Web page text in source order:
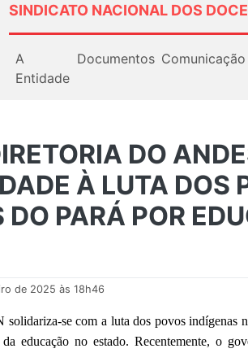
SINDICATO NACIONAL DOS
A
Entidade
Documentos Comunicação
DO
À LUTA DOS
DO PARÁ POR
de 2025 às 18h46
se com a luta dos povos indígenas
educação no estado. Recentemente, o